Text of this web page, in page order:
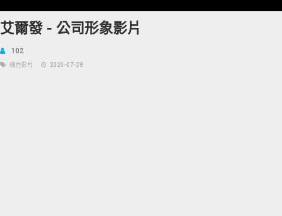
艾爾發 - 公司形象影片
102
機台影片 2020-07-28